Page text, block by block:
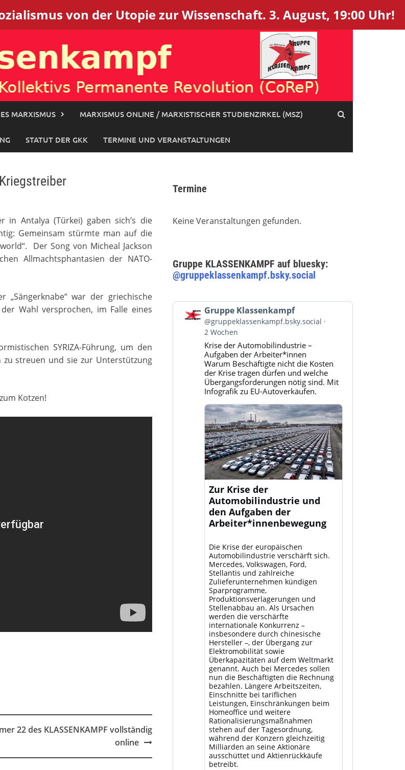
von der Utopie zur Wissenschaft. 3. August, 19:00 Uhr!
MARXISMUS MARXISMUS ONLINE / MARXISTISCHER STUDIENZIRKEL (MSZ)
STATUT DER GKK TERMINE UND VERANSTALTUNGEN
in Antalya (Türkei) gaben sich’s die
Gemeinsam stürmte man auf die
Der Song von Micheal Jackson
Allmachtsphantasien der NATO-
war der griechische
Wahl versprochen, im Falle eines
SYRIZA-Führung, um den
zu streuen und sie zur Unterstützung
Kotzen!
22 des KLASSENKAMPF vollständig
online
Termine
Keine Veranstaltungen gefunden.
Gruppe KLASSENKAMPF auf bluesky:
@gruppeklassenkampf.bsky.social
Beitrag
von
Gruppe
Klassenkampf
Bluesky
ansehen
Gruppe Klassenkampf
@gruppeklassenkampf.bsky.social
2 Wochen
Krise der Automobilindustrie –
Aufgaben der Arbeiter*innen
Warum Beschäftigte nicht die Kosten
der Krise tragen dürfen und welche
Übergangsforderungen nötig sind. Mit
Infografik zu EU-Autoverkäufen.
Zur Krise der
Automobilindustrie und
den Aufgaben der
Arbeiter*innenbewegung
Die Krise der europäischen
Automobilindustrie verschärft sich.
Mercedes, Volkswagen, Ford,
Stellantis und zahlreiche
Zulieferunternehmen kündigen
Sparprogramme,
Produktionsverlagerungen und
Stellenabbau an. Als Ursachen
werden die verschärfte
internationale Konkurrenz –
insbesondere durch chinesische
Hersteller –, der Übergang zur
Elektromobilität sowie
Überkapazitäten auf dem Weltmarkt
genannt. Auch bei Mercedes sollen
nun die Beschäftigten die Rechnung
bezahlen. Längere Arbeitszeiten,
Einschnitte bei tariflichen
Leistungen, Einschränkungen beim
Homeoffice und weitere
Rationalisierungsmaßnahmen
stehen auf der Tagesordnung,
während der Konzern gleichzeitig
Milliarden an seine Aktionäre
ausschüttet und Aktienrückkäufe
betreibt.